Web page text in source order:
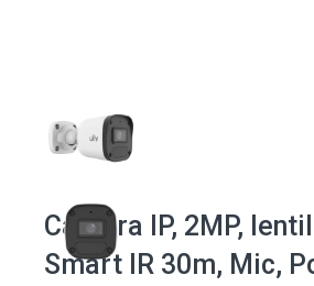
Camera IP, 2MP,
Smart IR 30m, Mic,